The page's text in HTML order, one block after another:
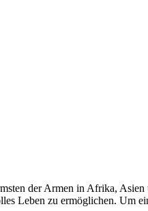
der Armen in Afrika,
Leben zu ermöglichen.